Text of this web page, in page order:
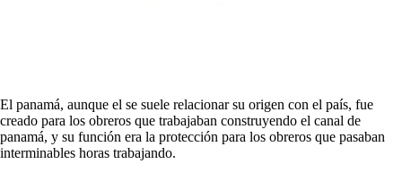
El panamá, aunque el se suele relacionar su origen con el país, fue
creado para los obreros que trabajaban construyendo el canal de
panamá, y su función era la protección para los obreros que pasaban
interminables horas trabajando.